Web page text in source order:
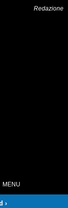
Redazione
MENU
›